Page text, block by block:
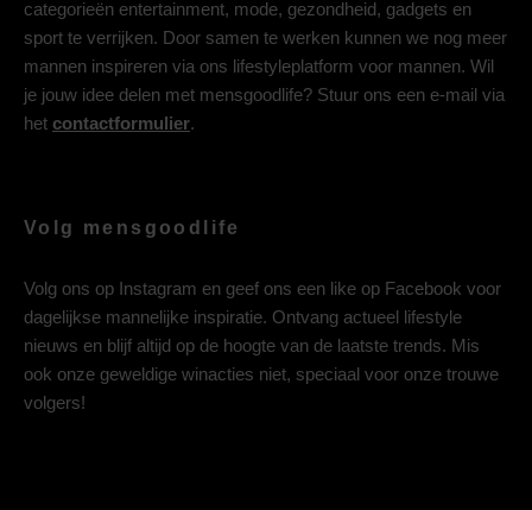
categorieën entertainment, mode, gezondheid, gadgets en
sport te verrijken. Door samen te werken kunnen we nog meer
mannen inspireren via ons lifestyleplatform voor mannen. Wil
je jouw idee delen met mensgoodlife? Stuur ons een e-mail via
het contactformulier.
Volg mensgoodlife
Volg ons op Instagram en geef ons een like op Facebook voor
dagelijkse mannelijke inspiratie. Ontvang actueel lifestyle
nieuws en blijf altijd op de hoogte van de laatste trends. Mis
ook onze geweldige winacties niet, speciaal voor onze trouwe
volgers!